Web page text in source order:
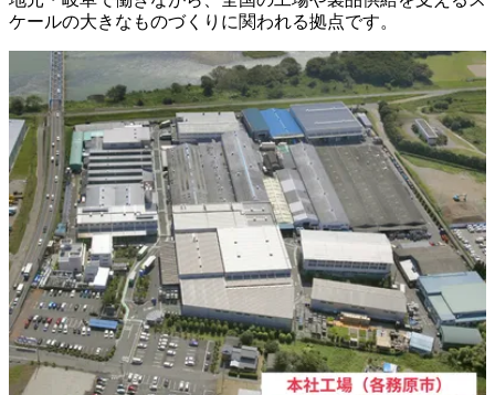
ケールの大きなものづくりに関われる拠点です。